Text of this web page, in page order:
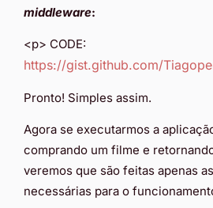
middleware:
<p> CODE:
https://gist.github.com/
Pronto! Simples assim.
Agora se executarmos a
comprando um filme e
veremos que são feitas apenas
necessárias para o